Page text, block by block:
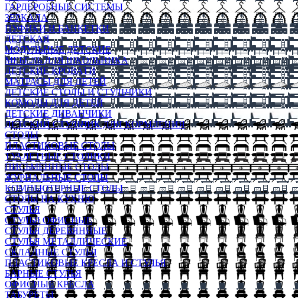
ГАРДЕРОБНЫЕ СИСТЕМЫ
ЗЕРКАЛА
ПУФИКИ И БАНКЕТКИ
ДЕТСКАЯ
МОДУЛЬНЫЕ ДЕТСКИЕ
МЕБЕЛЬ ДЛЯ ШКОЛЬНИКА
ДЕТСКИЕ КРОВАТИ
МАТРАСЫ ДЛЯ ДЕТЕЙ
ДЕТСКИЕ СТОЛЫ И СТУЛЬЧИКИ
КОМОДЫ ДЛЯ ДЕТЕЙ
ДЕТСКИЕ ДИВАНЧИКИ
ДЕТСКИЙ СТУЛЬЧИК ДЛЯ КОРМЛЕНИЯ
СТОЛЫ
ПЛАСТИКОВЫЕ СТОЛЫ
ТУАЛЕТНЫЕ СТОЛИКИ
ПИСЬМЕННЫЕ СТОЛЫ
ЖУРНАЛЬНЫЕ СТОЛЫ
КОМПЬЮТЕРНЫЕ СТОЛЫ
СТОЛЫ НА КУХНЮ
СТУЛЬЯ
СТУЛЬЯ ОФИСНЫЕ
СТУЛЬЯ ДЕРЕВЯННЫЕ
СТУЛЬЯ МЕТАЛЛИЧЕСКИЕ
СКЛАДНЫЕ СТУЛЬЯ
ПЛАСТИКОВЫЕ КРЕСЛА И СТУЛЬЯ
БАРНЫЕ СТУЛЬЯ
ОФИСНЫЕ КРЕСЛА
ТАБУРЕТЫ